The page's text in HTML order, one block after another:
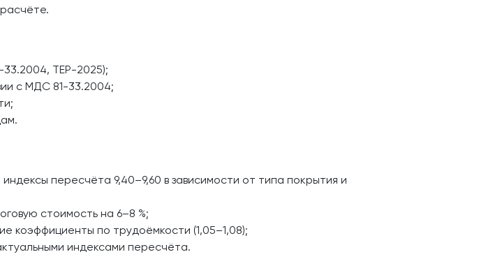
ТЕР-2025);
с МДС 81-33.2004;
пересчёта 9,40–9,60 в зависимости от типа покрытия и
стоимость на 6–8 %;
коэффициенты по трудоёмкости (1,05–1,08);
индексами пересчёта.